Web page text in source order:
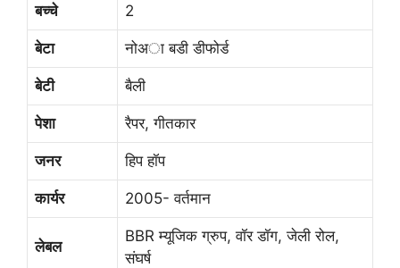
बच्चे 2
बेटा नोअा बडी डीफोर्ड
बेटी बैली
पेशा रैपर, गीतकार
जनर हिप हॉप
कार्यर 2005- वर्तमान
लेबल
BBR म्यूजिक ग्रुप, वॉर डॉग, जेली रोल,
संघर्ष